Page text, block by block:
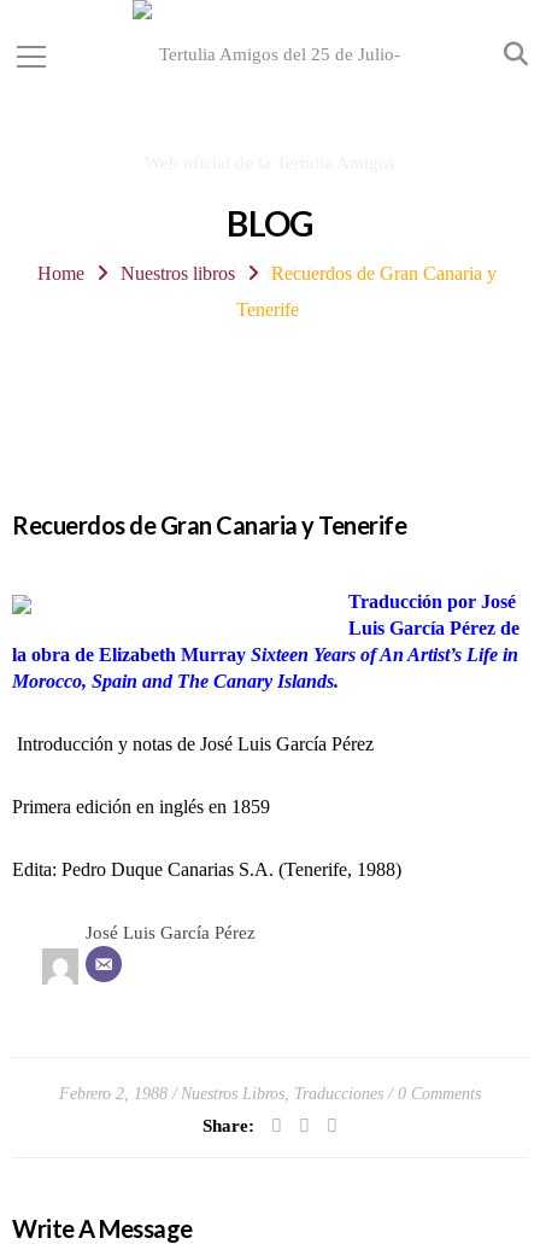
BLOG
Home Nuestros libros
Recuerdos de Gran Canaria y
Tenerife
Recuerdos de Gran Canaria y Tenerife
Traducción por José
Luis García Pérez de
la obra de Elizabeth Murray Sixteen Years of An Artist’s Life in
Morocco, Spain and The Canary Islands.
Introducción y notas de José Luis García Pérez
Primera edición en inglés en 1859
Edita: Pedro Duque Canarias S.A. (Tenerife, 1988)
José Luis García Pérez
Febrero 2, 1988 Nuestros Libros Traducciones 0 Comments
Share:
Write A Message